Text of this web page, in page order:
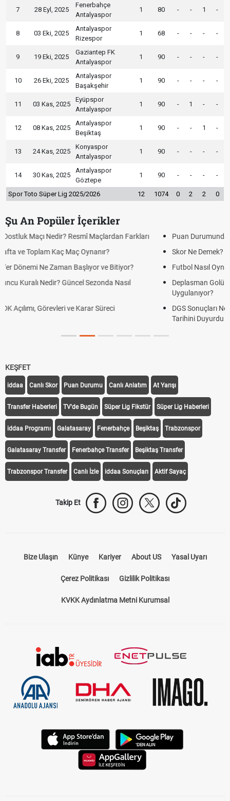
7 28 Eyl, 2025
Fenerbahçe
Antalyaspor
1 80 - - 1 -
8 03 Eki, 2025
Antalyaspor
Rizespor
1 68 - - - -
9 19 Eki, 2025
Gaziantep FK
Antalyaspor
1 90 - - - -
10 26 Eki, 2025
Antalyaspor
Başakşehir
1 90 - - - -
11 03 Kas, 2025
Eyüpspor
Antalyaspor
1 90 - 1 - -
12 08 Kas, 2025
Antalyaspor
Beşiktaş
1 90 - - 1 -
13 24 Kas, 2025
Konyaspor
Antalyaspor
1 90 - - - -
14 30 Kas, 2025
Antalyaspor
Göztepe
1 90 - - - -
Spor Toto Süper Lig 2025/2026 12 1074 0 2 2 0
Şu An Popüler İçerikler
Puan Durumunda AG, OM ve Diğer Kısaltmalar Ne Anlama Gelir?
Skor Ne Demek? Sporda Skor ve Sonuç Kavramları
Futbol Nasıl Oynanır? Temel Futbol Kuralları
Deplasman Golü Kuralı Nedir? Hangi Organizasyonlarda
DGS Sonuçları Ne Zaman Açıklanacak 2026? ÖSYM Sonuç
KEŞFET
iddaa Canlı Skor Puan Durumu Canlı Anlatım At Yarışı
Transfer Haberleri TV'de Bugün Süper Lig Fikstür Süper Lig Haberleri
iddaa Programı Galatasaray Fenerbahçe Beşiktaş Trabzonspor
Galatasaray Transfer Fenerbahçe Transfer Beşiktaş Transfer
Trabzonspor Transfer Canlı İzle iddaa Sonuçları Aktif Sayaç
Takip Et
Bize Ulaşın Künye Kariyer About US Yasal Uyarı
Çerez Politikası Gizlilik Politikası
KVKK Aydınlatma Metni Kurumsal